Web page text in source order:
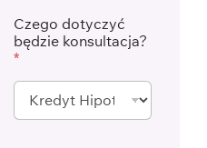
Czego dotyczyć
będzie konsultacja?
*